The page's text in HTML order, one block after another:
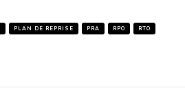
PLAN DE REPRISE PRA RPO RTO